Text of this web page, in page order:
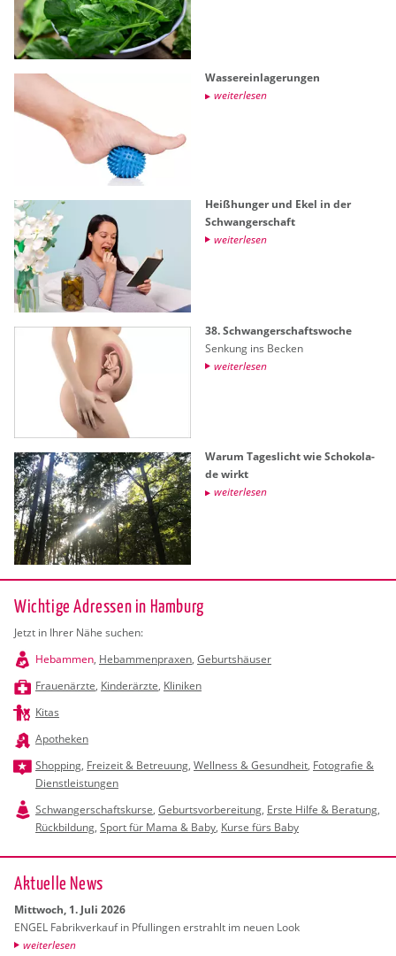
Was­ser­ein­la­ge­run­gen
wei­ter­le­sen
Hei­ßhun­ger und Ekel in der
Schwan­ger­schaft
wei­ter­le­sen
38. Schwan­ger­schafts­wo­che
Sen­kung ins Be­cken
wei­ter­le­sen
Warum Ta­ges­licht wie Scho­ko­la­
de wirkt
wei­ter­le­sen
Wichtige Adressen in Hamburg
Jetzt in Ihrer Nähe suchen:
Hebammen, Hebammenpraxen, Geburtshäuser
Frauenärzte, Kinderärzte, Kliniken
Kitas
Apotheken
Shopping, Freizeit & Betreuung, Wellness & Gesundheit, Fotografie &
Dienstleistungen
Schwangerschaftskurse, Geburtsvorbereitung, Erste Hilfe & Beratung,
Rückbildung, Sport für Mama & Baby, Kurse fürs Baby
Ak­tu­el­le News
Mitt­woch, 1. Juli 2026
ENGEL Fa­brik­ver­kauf in Pful­lin­gen er­strahlt im neuen Look
wei­ter­le­sen